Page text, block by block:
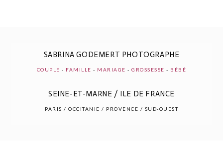
POST COMMENT
SABRINA GODEMERT PHOTOGRAPHE
COUPLE - FAMILLE - MARIAGE -GROSSESSE - BÉBÉ
SEINE-ET-MARNE / ILE DE FRANCE
PARIS / OCCITANIE / PROVENCE / SUD-OUEST